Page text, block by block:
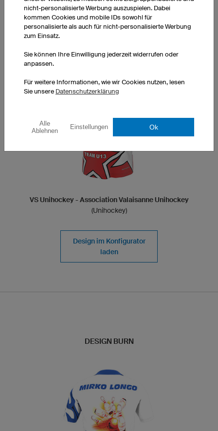
VS Unihockey - Association Valaisanne Unihockey
(Unihockey)
Design im Konfigurator
laden
DESIGN BURN
nicht-personalisierte Werbung auszuspielen. Dabei
kommen Cookies und mobile IDs sowohl für
personalisierte als auch für nicht-personalisierte Werbung
zum Einsatz.
Sie können Ihre Einwilligung jederzeit widerrufen oder
anpassen.
Für weitere Informationen, wie wir Cookies nutzen, lesen
Sie unsere Datenschutzerklärung
Alle
Ablehnen
Einstellungen Ok